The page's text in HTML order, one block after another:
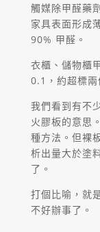
觸媒除甲醛藥
家具表面形成
90% 甲醛。
衣櫃、儲物櫃
0.1，約超標兩
我們看到有不
火膠板的意思
種方法。但裸
析出量大於塗
了。
打個比喻，就
不好辦事了。